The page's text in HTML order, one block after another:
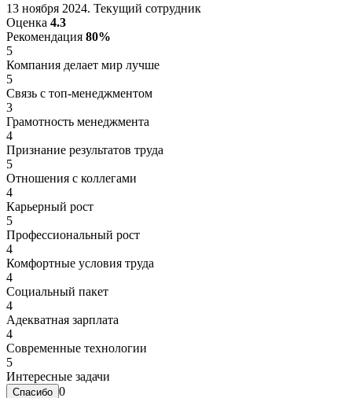
13 ноября 2024. Текущий сотрудник
Оценка 4.3
Рекомендация 80%
5
Компания делает мир лучше
5
Связь с топ-менеджментом
3
Грамотность менеджмента
4
Признание результатов труда
5
Отношения с коллегами
4
Карьерный рост
5
Профессиональный рост
4
Комфортные условия труда
4
Социальный пакет
4
Адекватная зарплата
4
Современные технологии
5
Интересные задачи
0